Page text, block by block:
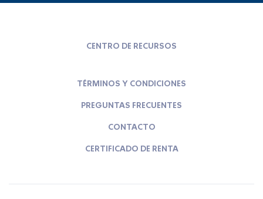
CENTRO DE RECURSOS
TÉRMINOS Y CONDICIONES
PREGUNTAS FRECUENTES
CONTACTO
CERTIFICADO DE RENTA